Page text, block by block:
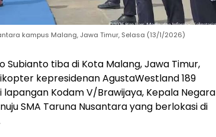
kampus Malang, Jawa Timur, Selasa (13/1/2026)
Subianto tiba di Kota Malang, Jawa Timur,
kepresidenan AgustaWestland 189
Kodam V/Brawijaya, Kepala Negara
SMA Taruna Nusantara yang berlokasi di